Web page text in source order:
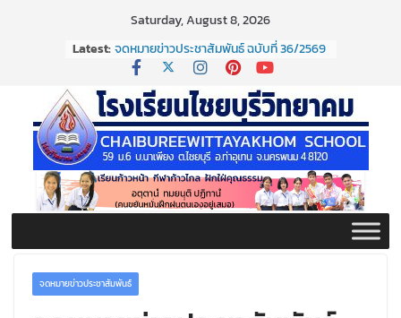
Saturday, August 8, 2026
Latest: จดหมายข่าวประชาสัมพันธ์ ฉบับที่ 36/2569
ประจำเดือนมิถุนายน 2569
กิจกรรมวันสุนทรภู่ ประจำปี ๒๕๖๙
จดหมายข่าวประชาสัมพันธ์ ฉบับที่ 38/2569
ประจำเดือนมิถุนายน 2569
จดหมายข่าวประชาสัมพันธ์ ฉบับที่ 37/2569
ประจำเดือนมิถุนายน 2569
จดหมายข่าวประชาสัมพันธ์